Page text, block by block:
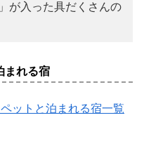
が入った具だくさんの
まれる宿
ットと泊まれる宿一覧